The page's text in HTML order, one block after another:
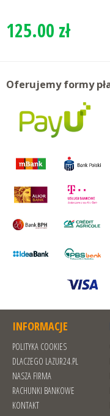
125.00 zł
Oferujemy formy
INFORMACJE
POLITYKA COOKIES
DLACZEGO LAZUR24.PL
NASZA FIRMA
RACHUNKI BANKOWE
KONTAKT